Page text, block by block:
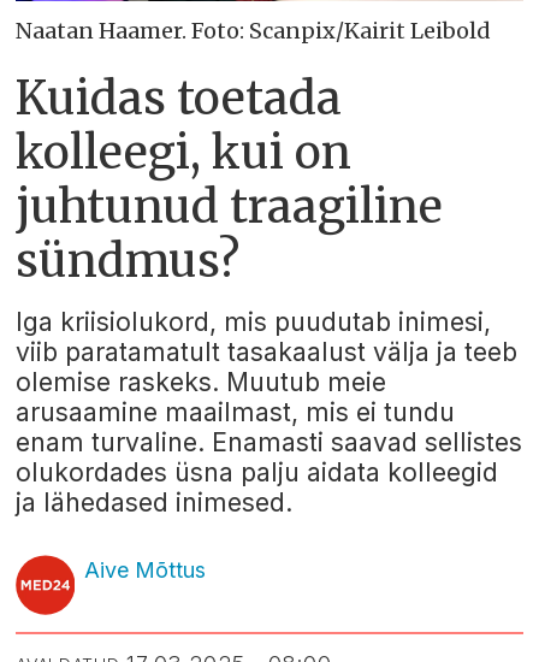
Naatan Haamer. Foto: Scanpix/Kairit Leibold
Kuidas toetada
kolleegi, kui on
juhtunud traagiline
sündmus?
Iga kriisiolukord, mis puudutab inimesi,
viib paratamatult tasakaalust välja ja teeb
olemise raskeks. Muutub meie
arusaamine maailmast, mis ei tundu
enam turvaline. Enamasti saavad sellistes
olukordades üsna palju aidata kolleegid
ja lähedased inimesed.
Aive Mõttus